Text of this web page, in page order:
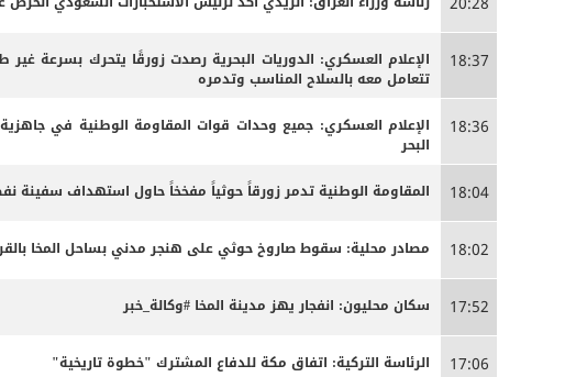
20:28
18:37
الإعلام العسكري: الدوريات البحرية رصدت زورقًا يتحرك بسرعة غير
تتعامل معه بالسلاح المناسب وتدمره
18:36
الإعلام العسكري: جميع وحدات قوات المقاومة الوطنية في
البحر
18:04 المقاومة الوطنية تدمر زورقاً حوثياً مفخخاً حاول استهداف سفينة
18:02 مصادر محلية: سقوط صاروخ حوثي على هنجر مدني بساحل المخا
17:52 سكان محليون: انفجار يهز مدينة المخا #وكالة_خبر
17:06 الرئاسة التركية: اتفاق مكة للدفاع المشترك "خطوة تاريخية"